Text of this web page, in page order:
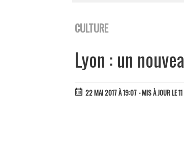
CULTURE
Lyon : un
22 MAI 2017 À 19:07 - MIS À JOUR LE